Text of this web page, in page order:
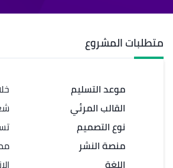
متطلبات المشروع
موعد التسليم
القالب المرئي
نوع التصميم
منصة النشر